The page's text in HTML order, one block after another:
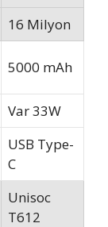
16 Milyon
5000 mAh
Var 33W
USB Type-
C
Unisoc
T612